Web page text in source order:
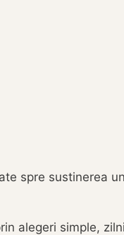
spre sustinerea
alegeri simple,